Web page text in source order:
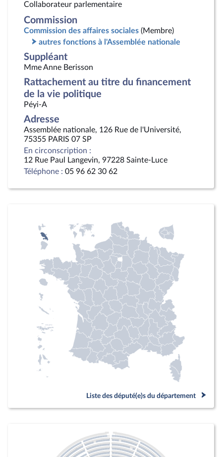
Collaborateur parlementaire
Commission
Commission des affaires sociales (Membre)
autres fonctions à l'Assemblée nationale
Suppléant
Mme Anne Berisson
Rattachement au titre du financement
de la vie politique
Péyi-A
Adresse
Assemblée nationale, 126 Rue de l'Université,
75355 PARIS 07 SP
En circonscription :
12 Rue Paul Langevin, 97228 Sainte-Luce
Téléphone : 05 96 62 30 62
Liste des député(e)s du département